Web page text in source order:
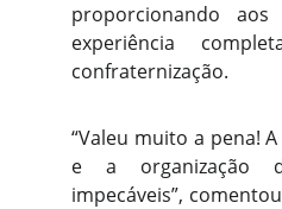
proporcionando
experiência
confraternização.
“Valeu muito a pena!
e a organização
impecáveis”,